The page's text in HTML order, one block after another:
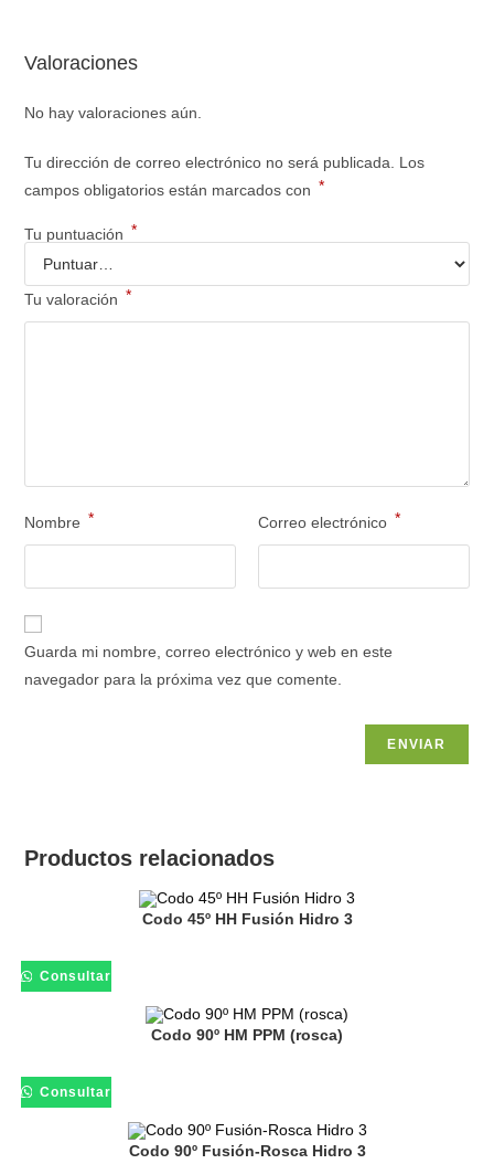
Valoraciones
No hay valoraciones aún.
Tu dirección de correo electrónico no será publicada.
Los
campos obligatorios están marcados con *
Tu puntuación *
Tu valoración *
Nombre * Correo electrónico *
Guarda mi nombre, correo electrónico y web en este
navegador para la próxima vez que comente.
Productos relacionados
Codo 45º HH Fusión Hidro 3
Consultar
Codo 90º HM PPM (rosca)
Consultar
Codo 90º Fusión-Rosca Hidro 3